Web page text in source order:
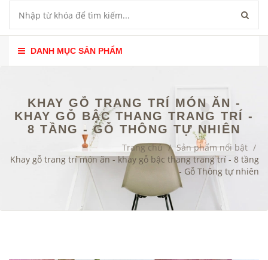
DANH MỤC SẢN PHẨM
KHAY GỖ TRANG TRÍ MÓN ĂN -
KHAY GỖ BẬC THANG TRANG TRÍ -
8 TẦNG - GỖ THÔNG TỰ NHIÊN
Trang chủ / Sản phẩm nổi bật /
Khay gỗ trang trí món ăn - khay gỗ bậc thang trang trí - 8 tầng
- Gỗ Thông tự nhiên